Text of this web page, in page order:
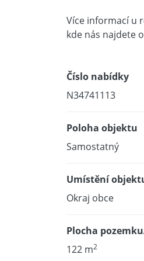
Více informací u
kde nás najdete
Číslo nabídky
N34741113
Poloha objektu
Samostatný
Umístění
Okraj obce
Plocha
122 m2